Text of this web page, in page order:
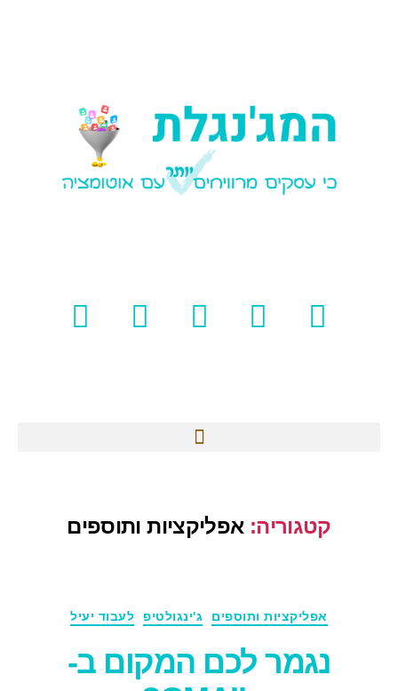
קטגוריה: אפליקציות ותוספים
אפליקציות ותוספים ג'ינגולטיפ לעבוד יעיל
נגמר לכם המקום ב-